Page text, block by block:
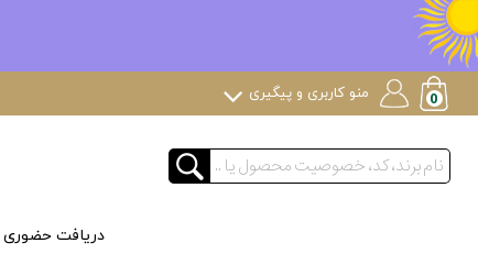
منو کاربری و پیگیری
دریافت حضوری